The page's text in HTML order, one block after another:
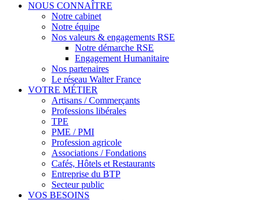
NOUS CONNAÎTRE
Notre cabinet
Notre équipe
Nos valeurs & engagements RSE
Notre démarche RSE
Engagement Humanitaire
Nos partenaires
Le réseau Walter France
VOTRE MÉTIER
Artisans / Commerçants
Professions libérales
TPE
PME / PMI
Profession agricole
Associations / Fondations
Cafés, Hôtels et Restaurants
Entreprise du BTP
Secteur public
VOS BESOINS